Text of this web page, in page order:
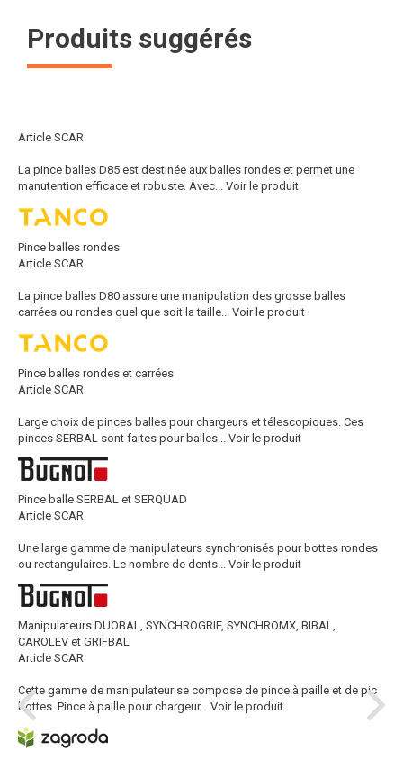
Produits suggérés
Article SCAR
La pince balles D85 est destinée aux balles rondes et permet une
manutention efficace et robuste. Avec... Voir le produit
Pince balles rondes
Article SCAR
La pince balles D80 assure une manipulation des grosse balles
carrées ou rondes quel que soit la taille... Voir le produit
Pince balles rondes et carrées
Article SCAR
Large choix de pinces balles pour chargeurs et télescopiques. Ces
pinces SERBAL sont faites pour balles... Voir le produit
Pince balle SERBAL et SERQUAD
Article SCAR
Une large gamme de manipulateurs synchronisés pour bottes rondes
ou rectangulaires. Le nombre de dents... Voir le produit
Manipulateurs DUOBAL, SYNCHROGRIF, SYNCHROMX, BIBAL,
CAROLEV et GRIFBAL
Article SCAR
Cette gamme de manipulateur se compose de pince à paille et de pic
bottes. Pince à paille pour chargeur... Voir le produit